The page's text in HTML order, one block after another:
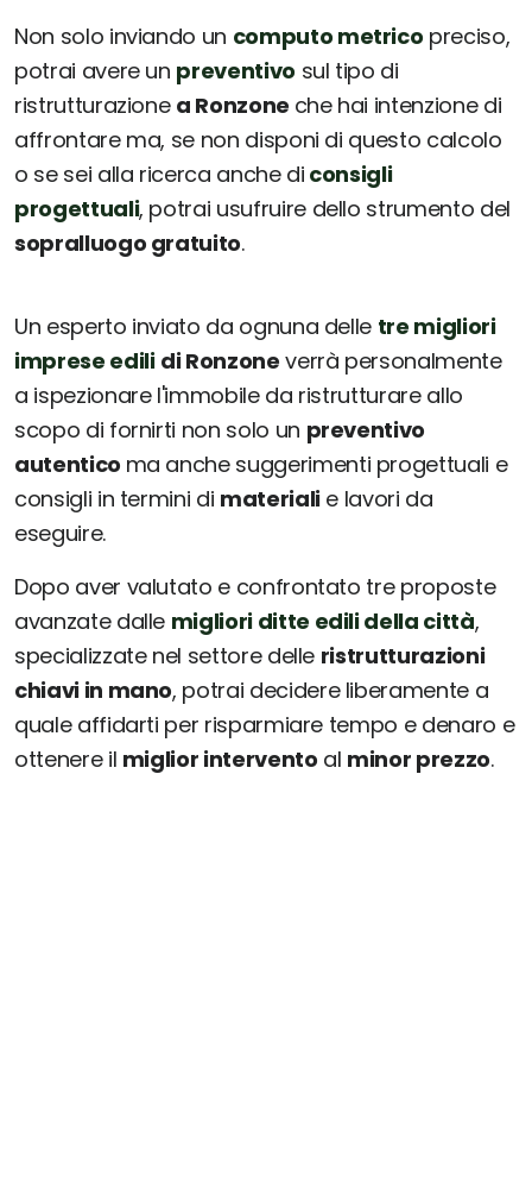
Non solo inviando un computo metrico preciso,
potrai avere un preventivo sul tipo di
ristrutturazione a Ronzone che hai intenzione di
affrontare ma, se non disponi di questo calcolo
o se sei alla ricerca anche di consigli
progettuali, potrai usufruire dello strumento del
sopralluogo gratuito.
Un esperto inviato da ognuna delle tre migliori
imprese edili di Ronzone verrà personalmente
a ispezionare l'immobile da ristrutturare allo
scopo di fornirti non solo un preventivo
autentico ma anche suggerimenti progettuali e
consigli in termini di materialie lavori da
eseguire.
Dopo aver valutato e confrontato tre proposte
avanzate dalle migliori ditte edili della città,
specializzate nel settore delle ristrutturazioni
chiavi in mano, potrai decidere liberamente a
quale affidarti per risparmiare tempo e denaro e
ottenere il miglior intervento al minor prezzo.